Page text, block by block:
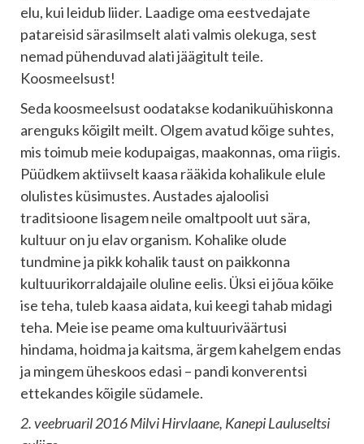
elu, kui leidub liider. Laadige oma eestvedajate
patareisid särasilmselt alati valmis olekuga, sest
nemad pühenduvad alati jäägitult teile.
Koosmeelsust!
Seda koosmeelsust oodatakse kodanikuühiskonna
arenguks kõigilt meilt. Olgem avatud kõige suhtes,
mis toimub meie kodupaigas, maakonnas, oma riigis.
Püüdkem aktiivselt kaasa rääkida kohalikule elule
olulistes küsimustes. Austades ajaloolisi
traditsioone lisagem neile omaltpoolt uut sära,
kultuur on ju elav organism. Kohalike olude
tundmine ja pikk kohalik taust on paikkonna
kultuurikorraldajaile oluline eelis. Üksi ei jõua kõike
ise teha, tuleb kaasa aidata, kui keegi tahab midagi
teha. Meie ise peame oma kultuuriväärtusi
hindama, hoidma ja kaitsma, ärgem kahelgem endas
ja mingem üheskoos edasi – pandi konverentsi
ettekandes kõigile südamele.
2. veebruaril 2016 Milvi Hirvlaane, Kanepi Lauluseltsi